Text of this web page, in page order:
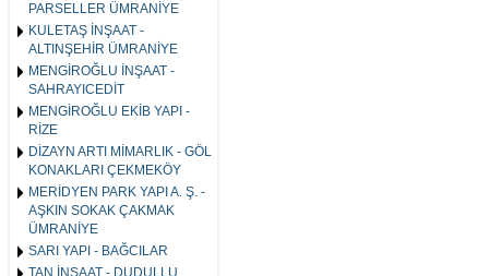
PARSELLER ÜMRANİYE
KULETAŞ İNŞAAT -
ALTINŞEHİR ÜMRANİYE
MENGİROĞLU İNŞAAT -
SAHRAYICEDİT
MENGİROĞLU EKİB YAPI -
RİZE
DİZAYN ARTI MİMARLIK - GÖL
KONAKLARI ÇEKMEKÖY
MERİDYEN PARK YAPI A. Ş. -
AŞKIN SOKAK ÇAKMAK
ÜMRANİYE
SARI YAPI - BAĞCILAR
TAN İNŞAAT - DUDULLU